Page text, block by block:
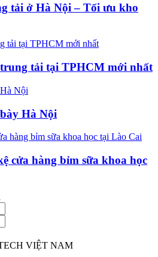
tải ở Hà Nội – Tối ưu kho
tải tại TPHCM mới nhất
Hà Nội
cửa hàng bỉm sữa khoa học
VIỆT NAM